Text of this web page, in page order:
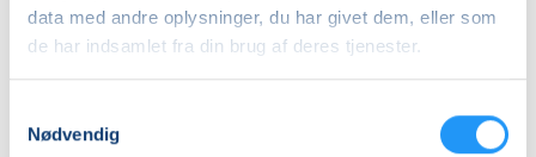
data med andre oplysninger, du har givet dem, eller som
de har indsamlet fra din brug af deres tjenester.
Nødvendig
onsdag 26.08.2026, kl. 17.15 - 18.15
Sidste mødegang
Antal mødegange